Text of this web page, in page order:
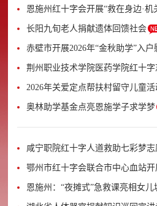
恩施州红十字会开展“救在身边·机
动
长阳九旬老人捐献遗体回馈社会
赤壁市开展2026年“金秋助学”入户
荆州职业技术学院医药学院红十字
队开展“青春善言行”活动
2026年关爱定点帮扶村留守儿童
式在英山县举行
奥林助学基金点亮恩施学子求学梦
咸宁职院红十字人道救助七彩梦志
开展关爱活动
鄂州市红十字会联合市中心血站开
血暨造血干细胞捐献宣传活动
恩施州：“夜摊式”急救课亮相女儿